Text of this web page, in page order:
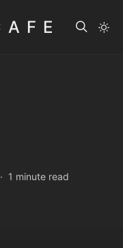
1 minute read